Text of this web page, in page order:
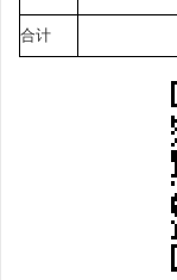
合计